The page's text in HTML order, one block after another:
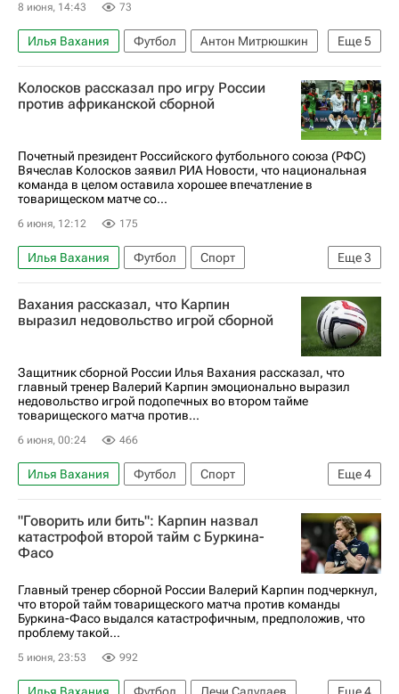
8 июня, 14:43 73
Еще5
Илья Вахания Футбол
Антон Митрюшкин
Сесар Монтес (24.02.1997)
Локомотив (Москва)
Балтика
Колосков рассказал про игру России
против африканской сборной
Почетный президент Российского футбольного союза (РФС)
Вячеслав Колосков заявил РИА Новости, что национальная
команда в целом оставила хорошее впечатление в
товарищеском матче со...
6 июня, 12:12 175
Еще3
Илья Вахания Футбол
Спорт
Лечи Садулаев
Российский футбольный союз (РФС)
Вахания рассказал, что Карпин
выразил недовольство игрой сборной
Защитник сборной России Илья Вахания рассказал, что
главный тренер Валерий Карпин эмоционально выразил
недовольство игрой подопечных во втором тайме
товарищеского матча против...
6 июня, 00:24 466
Еще4
Илья Вахания Футбол
Спорт
Буркина-Фасо
Россия
Волгоград
Валерий Карпин
"Говорить или бить": Карпин назвал
катастрофой второй тайм с Буркина-
Фасо
Главный тренер сборной России Валерий Карпин подчеркнул,
что второй тайм товарищеского матча против команды
Буркина-Фасо выдался катастрофичным, предположив, что
проблему такой...
5 июня, 23:53 992
Еще4
Илья Вахания Футбол Лечи Садулаев